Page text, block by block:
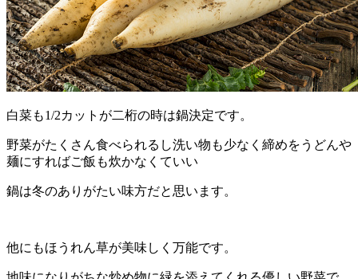
白菜も1/2カットが二桁の時は鍋決定です。
野菜がたくさん食べられるし洗い物も少なく締めをうどんや
麺にすればご飯も炊かなくていい
鍋は冬のありがたい味方だと思います。
他にもほうれん草が美味しく万能です。